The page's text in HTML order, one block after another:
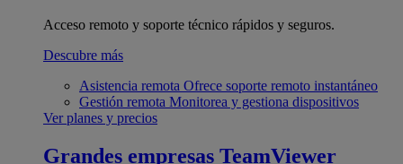
Acceso remoto y soporte técnico rápidos y seguros.
Descubre más
Asistencia remota Ofrece soporte remoto instantáneo
Gestión remota Monitorea y gestiona dispositivos
Ver planes y precios
Grandes empresas TeamViewer